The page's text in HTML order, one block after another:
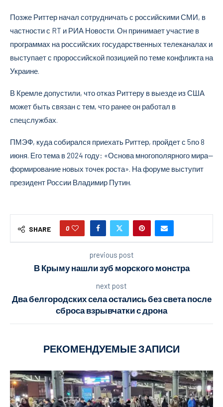
Позже Риттер начал сотрудничать с российскими СМИ, в
частности с RT и РИА Новости. Он принимает участие в
программах на российских государственных телеканалах и
выступает с пророссийской позицией по теме конфликта на
Украине.
В Кремле допустили, что отказ Риттеру в выезде из США
может быть связан с тем, что ранее он работал в
спецслужбах.
ПМЭФ, куда собирался приехать Риттер, пройдет с 5по 8
июня. Его тема в 2024 году: «Основа многополярного мира—
формирование новых точек роста». На форуме выступит
президент России Владимир Путин.
SHARE 0
previous post
В Крыму нашли зуб морского монстра
next post
Два белгородских села остались без света после
сброса взрывчатки с дрона
РЕКОМЕНДУЕМЫЕ ЗАПИСИ